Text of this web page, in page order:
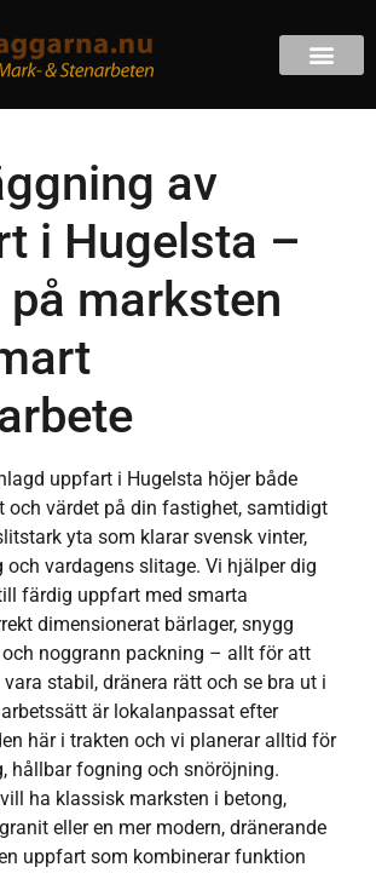
av
i Hugelsta –
marksten
uppfart i Hugelsta höjer både
och värdet på din fastighet, samtidigt
yta som klarar svensk vinter,
vardagens slitage. Vi hjälper dig
färdig uppfart med smarta
dimensionerat bärlager, snygg
noggrann packning – allt för att
stabil, dränera rätt och se bra ut i
är lokalanpassat efter
här i trakten och vi planerar alltid för
hållbar fogning och snöröjning.
ha klassisk marksten i betong,
eller en mer modern, dränerande
uppfart som kombinerar funktion